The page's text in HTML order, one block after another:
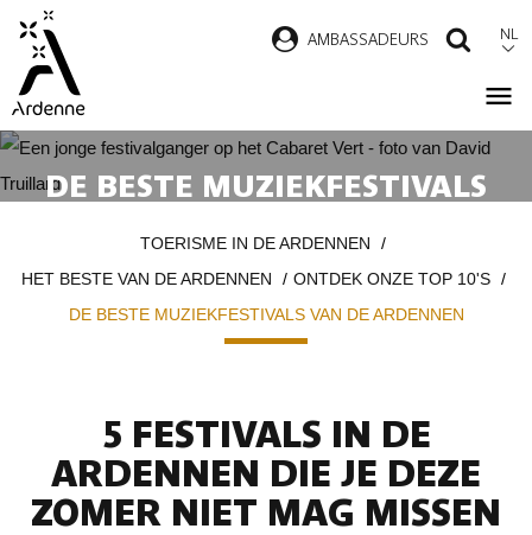
Overslaan
naar
inhoud
gaan
AMBASSADEURS NL
DE BESTE MUZIEKFESTIVALS
TOERISME IN DE ARDENNEN
HET BESTE VAN DE ARDENNEN
ONTDEK ONZE TOP 10'S
DE BESTE MUZIEKFESTIVALS VAN DE ARDENNEN
5 FESTIVALS IN DE
ARDENNEN DIE JE DEZE
ZOMER NIET MAG MISSEN